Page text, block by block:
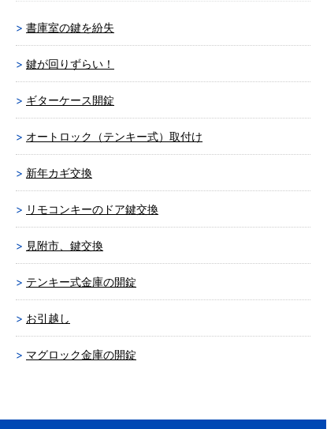
書庫室の鍵を紛失
鍵が回りずらい！
ギターケース開錠
オートロック（テンキー式）取付け
新年カギ交換
リモコンキーのドア鍵交換
見附市、鍵交換
テンキー式金庫の開錠
お引越し
マグロック金庫の開錠